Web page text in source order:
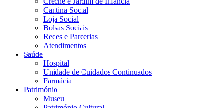
Cantina Social
Loja Social
Bolsas Sociais
Redes e Parcerias
Atendimentos
Saúde
Hospital
Unidade de Cuidados Continuados
Farmácia
Património
Museu